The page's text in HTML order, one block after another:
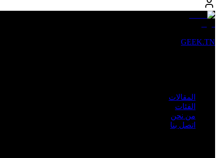
GEEK.TN
المقالات
الفئات
من نحن
اتصل بنا